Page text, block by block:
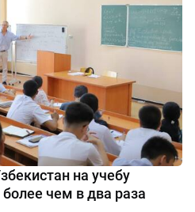
на учебу
чем в два раза